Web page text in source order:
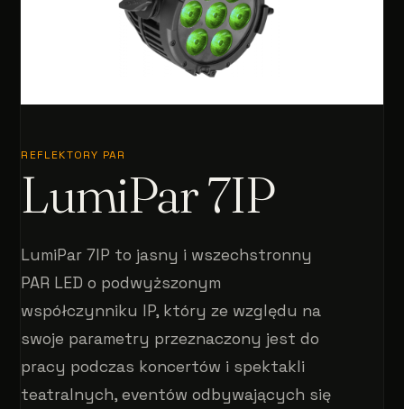
REFLEKTORY PAR
LumiPar 7IP
LumiPar 7IP to jasny i wszechstronny
PAR LED o podwyższonym
współczynniku IP, który ze względu na
swoje parametry przeznaczony jest do
pracy podczas koncertów i spektakli
teatralnych, eventów odbywających się